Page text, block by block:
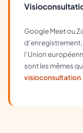
Google Meet ou
l’Union
sont les mêmes
visioconsultation.